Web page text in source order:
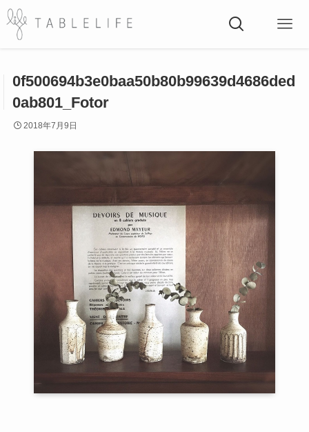
0f500694b3e0baa50b80b99639d4686ded
0ab801_Fotor
2018年7月9日